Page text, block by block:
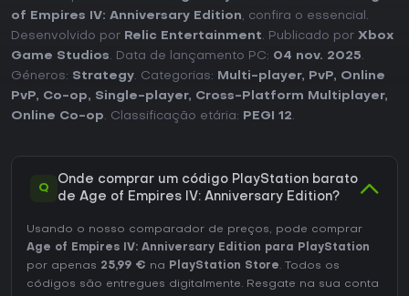
of Empires IV: Anniversary Edition, confira o essencial.
Desenvolvido por Relic Entertainment. Publicado por Xbox
Game Studios. Data de lançamento PC: 04 nov. 2025.
Géneros: Strategy. Categorias: Multi-player, PvP, Online
PvP, Co-op, Single-player, Cross-Platform Multiplayer,
Online Co-op. Classificação etária: PEGI 12.
Q
Onde comprar um código PlayStation barato
de Age of Empires IV: Anniversary Edition?
Usando o nosso comparador de preços, pode comprar
Age of Empires IV: Anniversary Edition para PlayStation
por apenas 25,99 € na PlayStation Store. Todos os
códigos são entregues digitalmente. Resgate na sua conta